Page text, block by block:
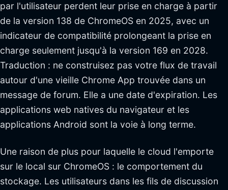
par l'utilisateur perdent leur prise en charge à partir
de la version 138 de ChromeOS en 2025, avec un
indicateur de compatibilité prolongeant la prise en
charge seulement jusqu'à la version 169 en 2028.
Traduction : ne construisez pas votre flux de travail
autour d'une vieille Chrome App trouvée dans un
message de forum. Elle a une date d'expiration. Les
applications web natives du navigateur et les
applications Android sont la voie à long terme.
Une raison de plus pour laquelle le cloud l'emporte
sur le local sur ChromeOS : le comportement du
stockage. Les utilisateurs dans les fils de discussion